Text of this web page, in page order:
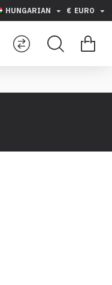
HUNGARIAN € EURO